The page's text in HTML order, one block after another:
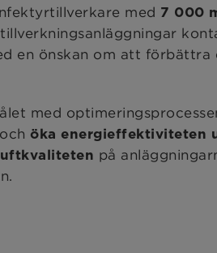
med 7 000
en önskan om att
med
och öka energieffektiviteten
på